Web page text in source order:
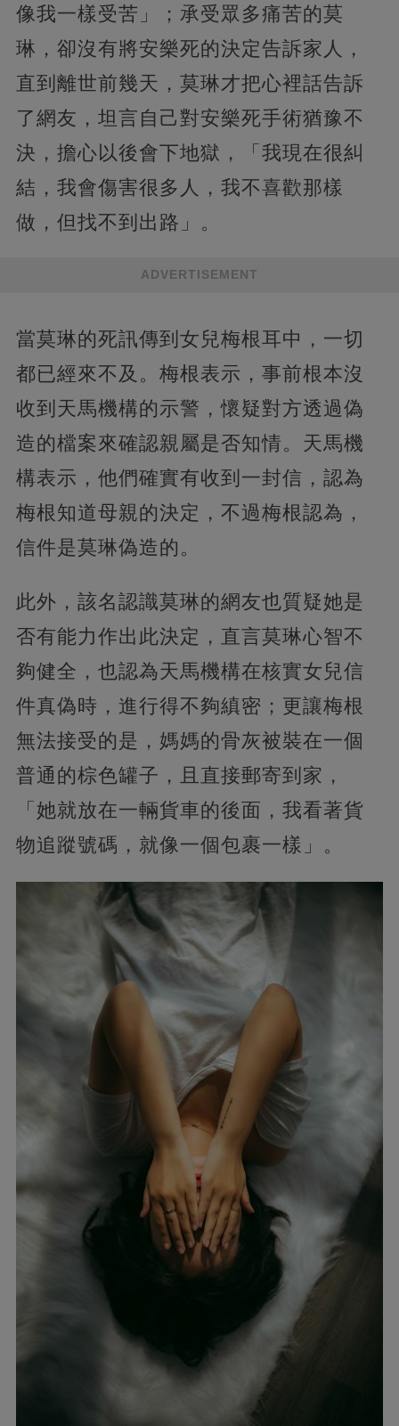
像我一樣受苦」；承受眾多痛苦的莫
琳，卻沒有將安樂死的決定告訴家人，
直到離世前幾天，莫琳才把心裡話告訴
了網友，坦言自己對安樂死手術猶豫不
決，擔心以後會下地獄，「我現在很糾
結，我會傷害很多人，我不喜歡那樣
做，但找不到出路」。
ADVERTISEMENT
當莫琳的死訊傳到女兒梅根耳中，一切
都已經來不及。梅根表示，事前根本沒
收到天馬機構的示警，懷疑對方透過偽
造的檔案來確認親屬是否知情。天馬機
構表示，他們確實有收到一封信，認為
梅根知道母親的決定，不過梅根認為，
信件是莫琳偽造的。
此外，該名認識莫琳的網友也質疑她是
否有能力作出此決定，直言莫琳心智不
夠健全，也認為天馬機構在核實女兒信
件真偽時，進行得不夠縝密；更讓梅根
無法接受的是，媽媽的骨灰被裝在一個
普通的棕色罐子，且直接郵寄到家，
「她就放在一輛貨車的後面，我看著貨
物追蹤號碼，就像一個包裹一樣」。